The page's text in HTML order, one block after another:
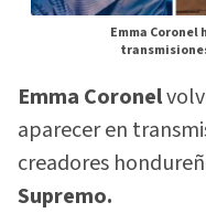
Emma Coronel
Emma Coronel
aparecer en
creadores
Supremo.